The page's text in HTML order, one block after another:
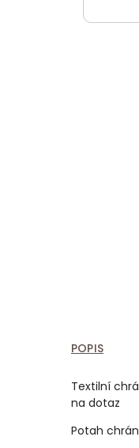
POPIS
Textilní
na dotaz
Potah